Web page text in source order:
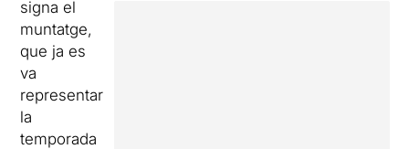
signa el
muntatge,
que ja es
va
representar
la
temporada